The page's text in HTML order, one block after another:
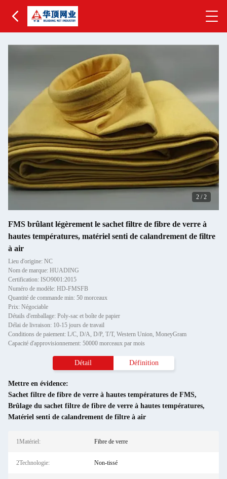
2 /2
FMS brûlant légèrement le sachet filtre de fibre de verre à
hautes températures, matériel senti de calandrement de filtre
à air
Lieu d'origine: NC
Nom de marque: HUADING
Certification: ISO9001:2015
Numéro de modèle: HD-FMSFB
Quantité de commande min: 50 morceaux
Prix: Négociable
Détails d'emballage: Poly-sac et boîte de papier
Délai de livraison: 10-15 jours de travail
Conditions de paiement: L/C, D/A, D/P, T/T, Western Union, MoneyGram
Capacité d'approvisionnement: 50000 morceaux par mois
Détail Définition
Mettre en évidence:
Sachet filtre de fibre de verre à hautes températures de FMS,
Brûlage du sachet filtre de fibre de verre à hautes températures,
Matériel senti de calandrement de filtre à air
1Matériel: Fibre de verre
2Technologie: Non-tissé